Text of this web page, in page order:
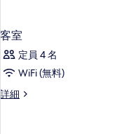
す
る
客室
定員 4 名
WiFi (無料)
詳細
客